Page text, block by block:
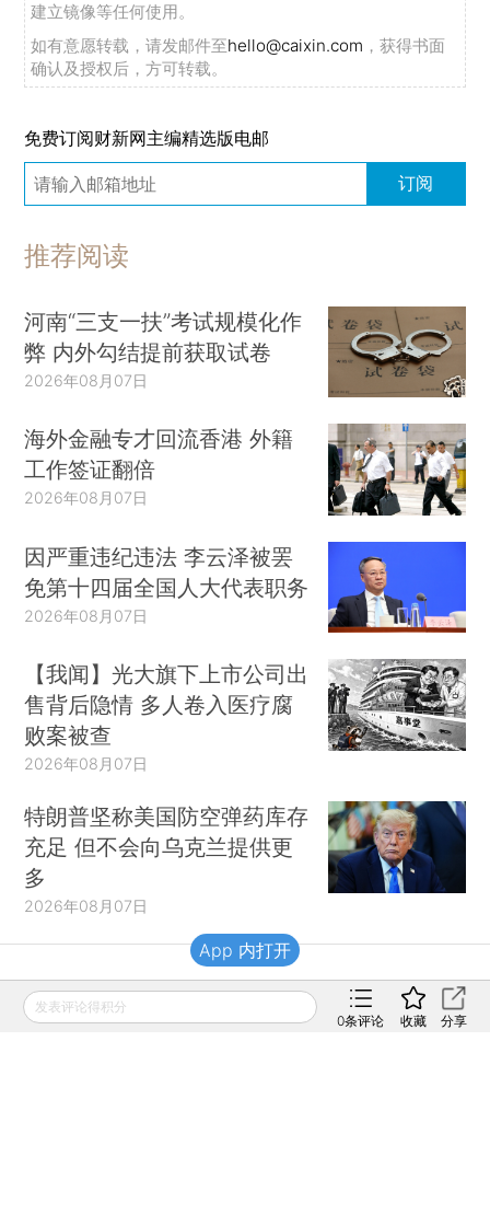
建立镜像等任何使用。
如有意愿转载，请发邮件至hello@caixin.com ，获得书面
确认及授权后，方可转载。
免费订阅财新网主编精选版电邮
订阅
推荐阅读
河南“三支一扶”考试规模化作
弊 内外勾结提前获取试卷
2026年08月07日
海外金融专才回流香港 外籍
工作签证翻倍
2026年08月07日
因严重违纪违法 李云泽被罢
免第十四届全国人大代表职务
2026年08月07日
【我闻】光大旗下上市公司出
售背后隐情 多人卷入医疗腐
败案被查
2026年08月07日
特朗普坚称美国防空弹药库存
充足 但不会向乌克兰提供更
多
2026年08月07日
财新移动
发表评论得积分
0条评论 收藏 分享
App 内打开